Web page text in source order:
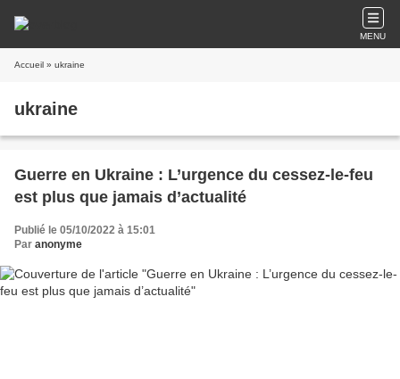
MENU
Accueil » ukraine
ukraine
Guerre en Ukraine : L’urgence du cessez-le-feu
est plus que jamais d’actualité
Publié le 05/10/2022 à 15:01
Par anonyme